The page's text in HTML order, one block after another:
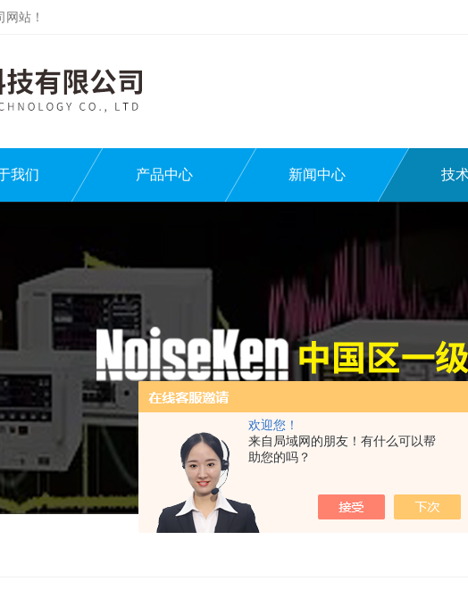
欢迎您！
来自局域网的朋友！有什么可以帮
助您的吗？
站！
我们 产品中心 新闻中心 技